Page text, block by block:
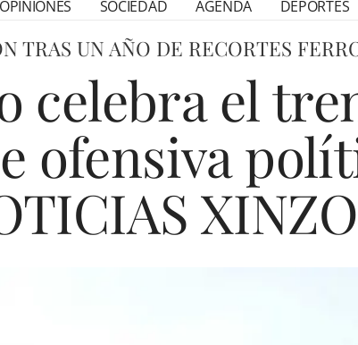
OPINIONES SOCIEDAD AGENDA DEPORTES
TRAS UN AÑO DE RECORTES
celebra el
ofensiva
XINZO